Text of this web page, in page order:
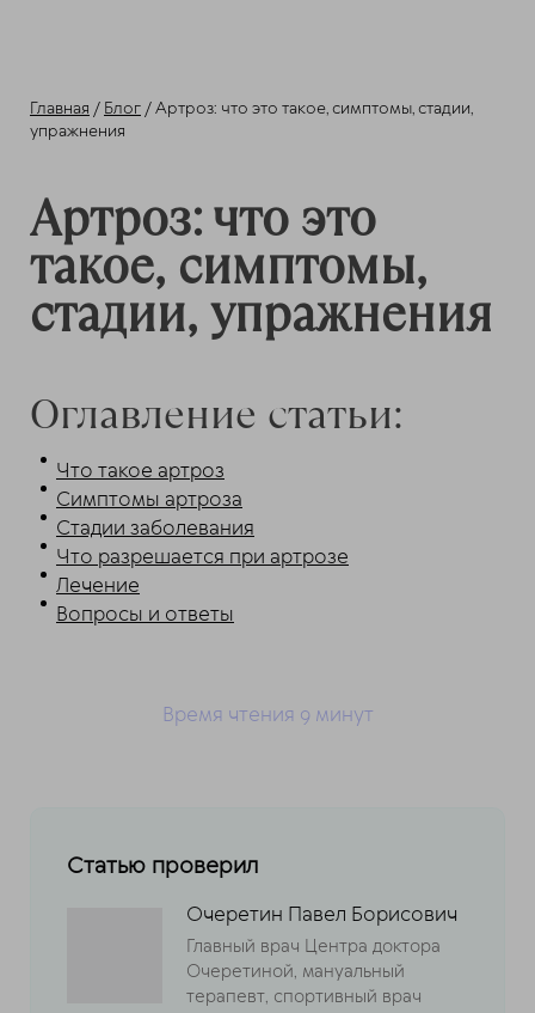
Главная / Блог / Артроз: что это такое, симптомы, стадии,
упражнения
Артроз: что это
такое, симптомы,
стадии, упражнения
Оглавление статьи:
Что такое артроз
Симптомы артроза
Стадии заболевания
Что разрешается при артрозе
Лечение
Вопросы и ответы
Время чтения 9 минут
Статью проверил
Очеретин Павел Борисович
Главный врач Центра доктора
Очеретиной, мануальный
терапевт, спортивный врач